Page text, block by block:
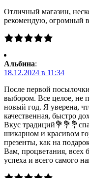
Отличный магазин,
рекомендую, огромный
Альбина:
18.12.2024 в 11:34
После первой
выбором. Все целое, не
новый год. Я уверена,
качественная, быстро
Вкус
шикарном и красивом
презенты, как на
Вам, процветания, всех
успеха и всего самого